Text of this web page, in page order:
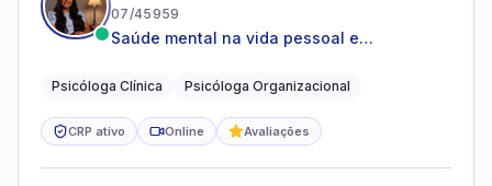
07/45959
Saúde mental na vida pessoal e
Psicóloga Clínica Psicóloga Organizacional
CRP ativo Online Avaliações